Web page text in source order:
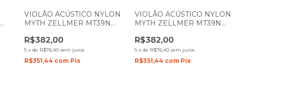
VIOLÃO ACÚSTICO NYLON
MYTH ZELLMER MT39N
R$382,00
5 xde R$76,40 sem juros
R$351,44 com Pix
VIOLÃO ACÚSTICO NYLON
MYTH ZELLMER MT39N
BROWN 1268
R$382,00
5 x de R$76,40 sem juros
R$351,44 com Pix